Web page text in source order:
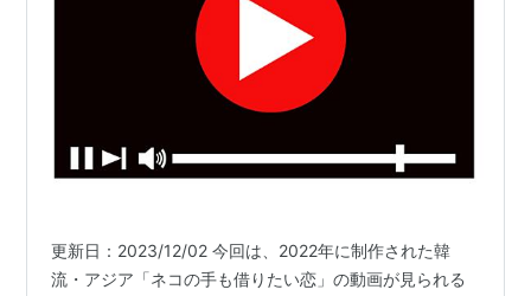
更新日：2023/12/02 今回は、2022年に制作された韓
流・アジア「ネコの手も借りたい恋」の動画が見られる